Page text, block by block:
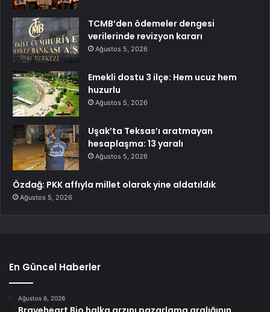
TCMB’den ödemeler dengesi
verilerinde revizyon kararı
Ağustos 5, 2026
Emekli dostu 3 ilçe: Hem ucuz hem
huzurlu
Ağustos 5, 2026
Uşak’ta Teksas’ı aratmayan
hesaplaşma: 13 yaralı
Ağustos 5, 2026
Özdağ: PKK affıyla millet olarak yine aldatıldık
Ağustos 5, 2026
En Güncel Haberler
Ağustos 6, 2026